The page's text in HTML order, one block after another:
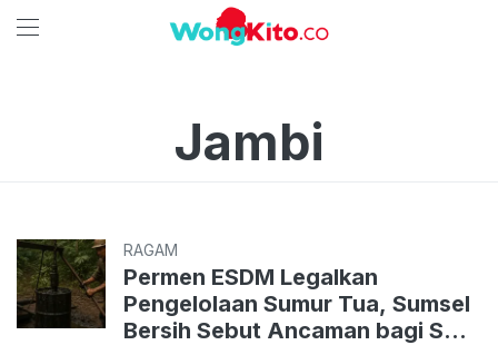
Jambi
RAGAM
Permen ESDM Legalkan
Pengelolaan Sumur Tua, Sumsel
Bersih Sebut Ancaman bagi SAD